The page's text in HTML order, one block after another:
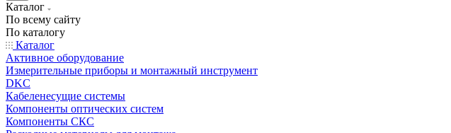
Каталог
По всему сайту
По каталогу
Каталог
Активное оборудование
Измерительные приборы и монтажный инструмент
DKC
Кабеленесущие системы
Компоненты оптических систем
Компоненты СКС